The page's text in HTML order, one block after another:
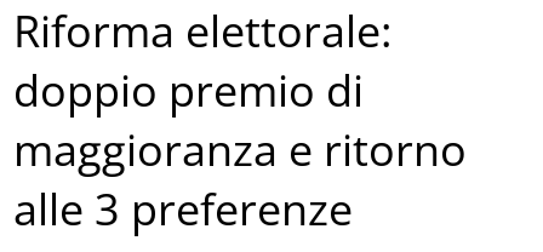
Riforma elettorale:
doppio premio di
maggioranza e ritorno
alle 3 preferenze